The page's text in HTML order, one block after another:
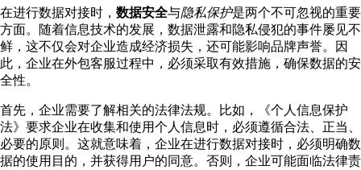
在进行数据对接时， 数据安全与隐私保护是两个不可忽视的重要
方面。随着信息技术的发展，数据泄露和隐私侵犯的事件屡见不
鲜，这不仅会对企业造成经济损失，还可能影响品牌声誉。因
此，企业在外包客服过程中，必须采取有效措施，确保数据的安
全性。
首先，企业需要了解相关的法律法规。比如，《个人信息保护
法》要求企业在收集和使用个人信息时，必须遵循合法、正当、
必要的原则。这就意味着，企业在进行数据对接时，必须明确数
据的使用目的，并获得用户的同意。否则，企业可能面临法律责